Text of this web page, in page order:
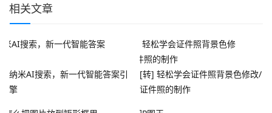
相关文章
纳米AI搜索，新一代智能答案引
擎
[转] 轻松学会证件照背景色修改/
证件照的制作